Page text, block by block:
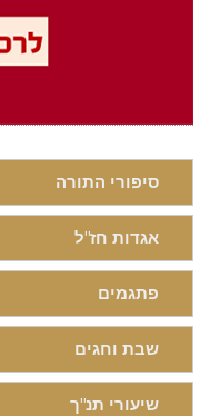
סיפורי התורה
אגדות חז"ל
פתגמים
שבת וחגים
שיעורי תנ"ך